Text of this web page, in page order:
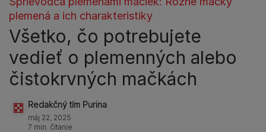
plemená a ich charakteristiky
Všetko, čo potrebujete
vedieť o plemenných alebo
čistokrvných mačkách
Redakčný tím Purina
máj 22, 2025
7 min. čítanie